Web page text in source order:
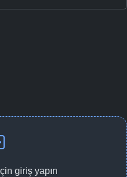
giriş yapın